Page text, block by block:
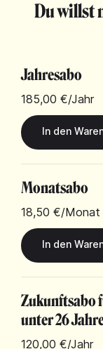
Du willst
Jahresabo
185,00 €/Jahr
Monatsabo
18,50 €/Monat
Zukunftsabo
unter 26
120,00 €/Jahr